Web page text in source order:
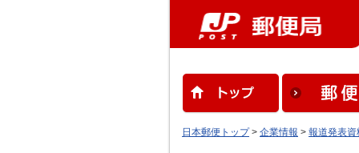
日本郵便トップ> 企業情報 > 報道発表資